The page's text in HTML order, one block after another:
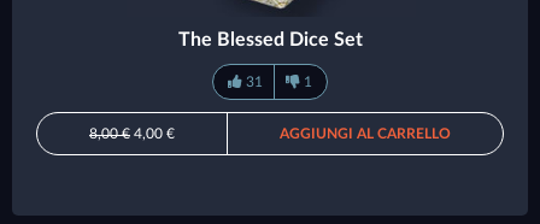
The Blessed Dice Set
31 1
8,00 € 4,00 € AGGIUNGI AL CARRELLO